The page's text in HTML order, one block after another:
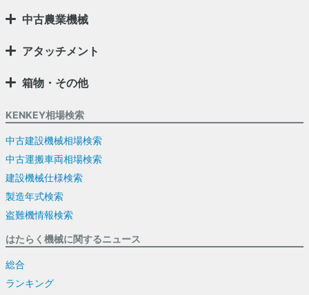
中古農業機械
アタッチメント
箱物・その他
KENKEY相場検索
中古建設機械相場検索
中古運搬車両相場検索
建設機械仕様検索
製造年式検索
盗難機情報検索
はたらく機械に関するニュース
総合
ランキング